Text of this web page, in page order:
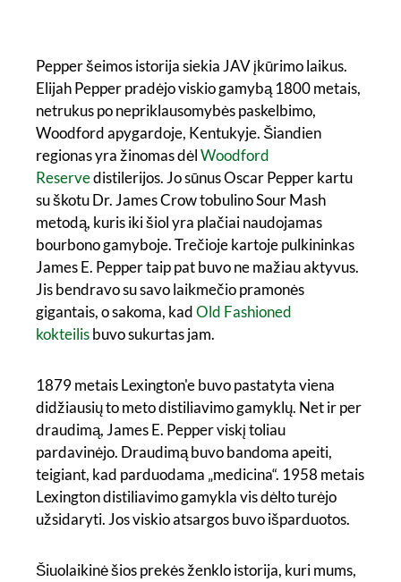
Pepper šeimos istorija siekia JAV įkūrimo laikus.
Elijah Pepper pradėjo viskio gamybą 1800 metais,
netrukus po nepriklausomybės paskelbimo,
Woodford apygardoje, Kentukyje. Šiandien
regionas yra žinomas dėlWoodford
Reservedistilerijos. Jo sūnus Oscar Pepper kartu
su škotu Dr. James Crow tobulino Sour Mash
metodą, kuris iki šiol yra plačiai naudojamas
bourbono gamyboje. Trečioje kartoje pulkininkas
James E. Pepper taip pat buvo ne mažiau aktyvus.
Jis bendravo su savo laikmečio pramonės
gigantais, o sakoma, kadOld Fashioned
kokteilisbuvo sukurtas jam.
1879 metais Lexington'e buvo pastatyta viena
didžiausių to meto distiliavimo gamyklų. Net ir per
draudimą, James E. Pepper viskį toliau
pardavinėjo. Draudimą buvo bandoma apeiti,
teigiant, kad parduodama „medicina“. 1958 metais
Lexington distiliavimo gamykla vis dėlto turėjo
užsidaryti. Jos viskio atsargos buvo išparduotos.
Šiuolaikinė šios prekės ženklo istorija, kuri mums,